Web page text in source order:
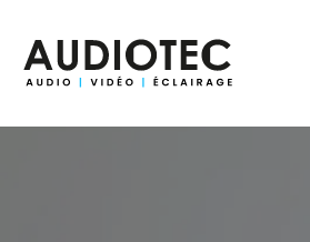
contenu